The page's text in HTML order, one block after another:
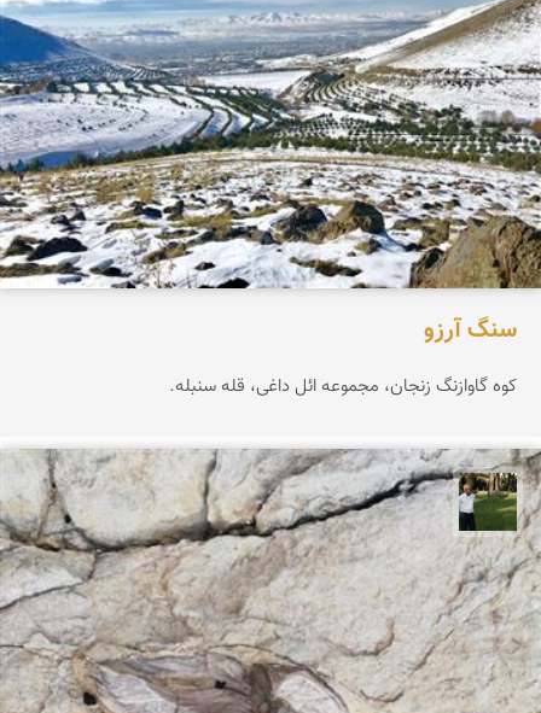
سنگ آرزو
کوه گاوازنگ زنجان، مجموعه ائل داغی، قله سنبله.
عبدل شعبانی